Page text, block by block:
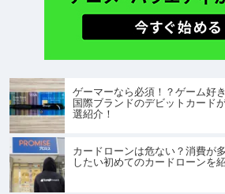
ゲーマーなら必須！？ゲーム好
国際ブランドのデビットカード
選紹介！
カードローンは危ない？消費が
したい初めてのカードローンを